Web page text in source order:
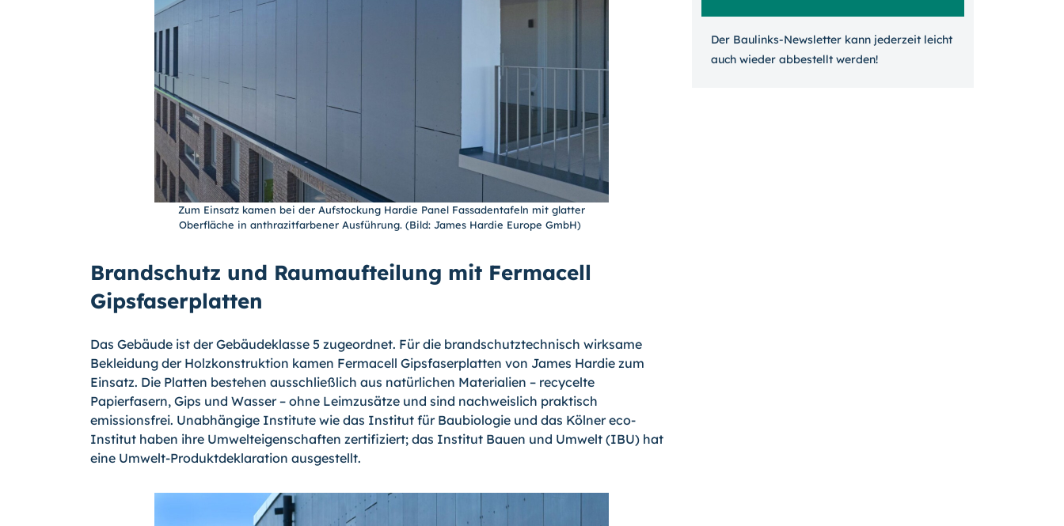
Zum Einsatz kamen bei der Aufstockung Hardie Panel Fassadentafeln mit glatter
Oberfläche in anthrazitfarbener Ausführung. (Bild: James Hardie Europe GmbH)
Brandschutz und Raumaufteilung mit Fermacell
Gipsfaserplatten
Das Gebäude ist der Gebäudeklasse 5 zugeordnet. Für die brandschutztechnisch wirksame
Bekleidung der Holzkonstruktion kamen Fermacell Gipsfaserplatten von James Hardie zum
Einsatz. Die Platten bestehen ausschließlich aus natürlichen Materialien – recycelte
Papierfasern, Gips und Wasser – ohne Leimzusätze und sind nachweislich praktisch
emissionsfrei. Unabhängige Institute wie das Institut für Baubiologie und das Kölner eco-
Institut haben ihre Umwelteigenschaften zertifiziert; das Institut Bauen und Umwelt (IBU) hat
eine Umwelt-Produktdeklaration ausgestellt.
Der Baulinks-Newsletter kann jeder­zeit leicht
auch wieder ab­bestellt werden!